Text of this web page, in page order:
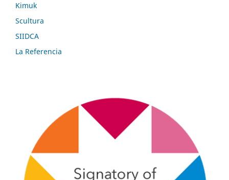
Kimuk
Scultura
SIIDCA
La Referencia